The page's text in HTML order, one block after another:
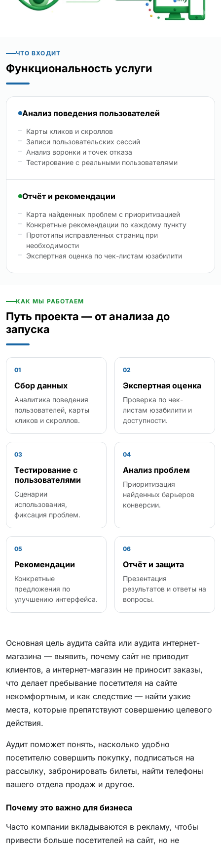
ЧТО ВХОДИТ
Функциональность услуги
Анализ поведения пользователей
Карты кликов и скроллов
Записи пользовательских сессий
Анализ воронки и точек отказа
Тестирование с реальными пользователями
Отчёт и рекомендации
Карта найденных проблем с приоритизацией
Конкретные рекомендации по каждому пункту
Прототипы исправленных страниц при
необходимости
Экспертная оценка по чек-листам юзабилити
КАК МЫ РАБОТАЕМ
Путь проекта — от анализа до
запуска
01
Сбор данных
Аналитика поведения
пользователей, карты
кликов и скроллов.
02
Экспертная оценка
Проверка по чек-
листам юзабилити и
доступности.
03
Тестирование с
пользователями
Сценарии
использования,
фиксация проблем.
04
Анализ проблем
Приоритизация
найденных барьеров
конверсии.
05
Рекомендации
Конкретные
предложения по
улучшению интерфейса.
06
Отчёт и защита
Презентация
результатов и ответы на
вопросы.
Основная цель аудита сайта или аудита интернет-
магазина — выявить, почему сайт не приводит
клиентов, а интернет-магазин не приносит заказы,
что делает пребывание посетителя на сайте
некомфортным, и как следствие — найти узкие
места, которые препятствуют совершению целевого
действия.
Аудит поможет понять, насколько удобно
посетителю совершить покупку, подписаться на
рассылку, забронировать билеты, найти телефоны
вашего отдела продаж и другое.
Почему это важно для бизнеса
Часто компании вкладываются в рекламу, чтобы
привести больше посетителей на сайт, но не